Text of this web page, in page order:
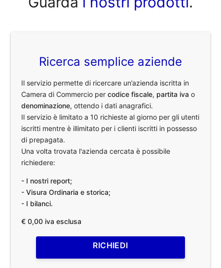
Ricerca semplice aziende
Il servizio permette di ricercare un’azienda iscritta in
Camera di Commercio percodice fiscale, partita iva o
denominazione, ottendo i dati anagrafici.
Il servizio è limitato a 10 richieste al giorno per gli utenti
iscritti mentre è illimitato per i clienti iscritti in possesso
di prepagata.
Una volta trovata l'azienda cercata è possibile
richiedere:
- I nostri report;
- Visura Ordinaria e storica;
- I bilanci.
€ 0,00 iva esclusa
RICHIEDI